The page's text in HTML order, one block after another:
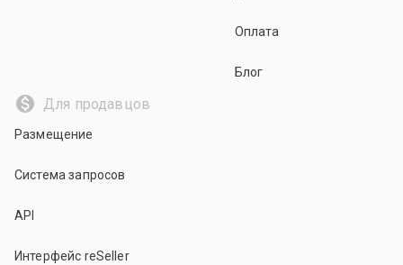
Оплата
Блог
Для продавцов
Размещение
Система запросов
API
Интерфейс reSeller